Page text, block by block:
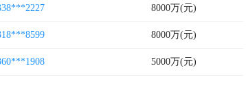
8000万(元)
8000万(元)
5000万(元)